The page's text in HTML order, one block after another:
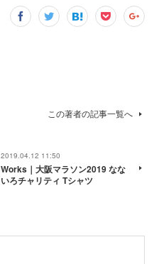
この著者の記事一覧へ
2019.04.12 11:50
Works｜大阪マラソン2019 なな
いろチャリティ Tシャツ